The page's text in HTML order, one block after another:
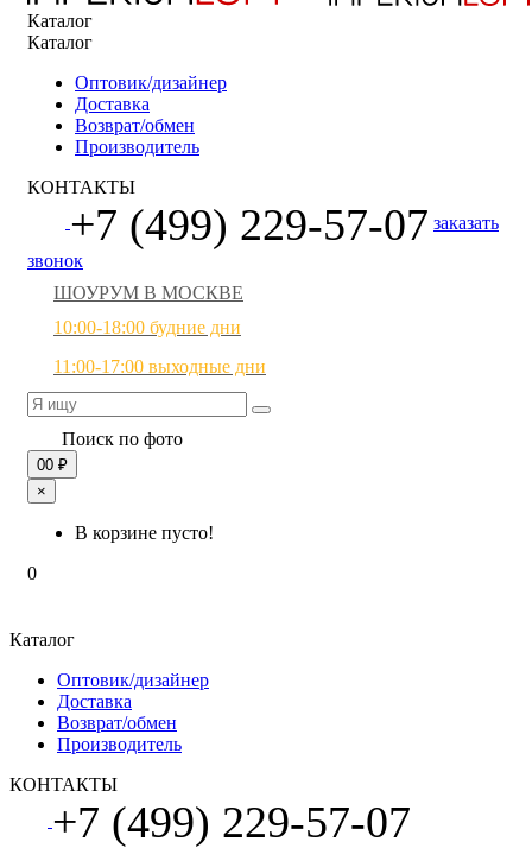
Каталог
Каталог
Оптовик/дизайнер
Доставка
Возврат/обмен
Производитель
КОНТАКТЫ
+7 (499) 229-57-07 заказать
звонок
ШОУРУМ В МОСКВЕ
10:00-18:00 будние дни
11:00-17:00 выходные дни
Поиск по фото
00 ₽
×
В корзине пусто!
0
Каталог
Оптовик/дизайнер
Доставка
Возврат/обмен
Производитель
КОНТАКТЫ
+7 (499) 229-57-07